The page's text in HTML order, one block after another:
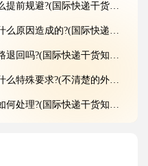
避?(国际快递干货知识分享)
成的?(国际快递干货知识分享)
吗?(国际快递干货知识分享)
要求?(不清楚的外贸人看过来)
理?(国际快递干货知识分享)
大?(国际快递干货知识分享)